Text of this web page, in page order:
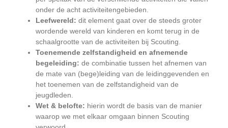
onder de acht activiteitengebieden.
Leefwereld: dit element gaat over de steeds groter
wordende wereld van kinderen en komt terug in de
schaalgrootte van de activiteiten bij Scouting.
Toenemende zelfstandigheid en afnemende
begeleiding: de combinatie tussen het afnemen van
de mate van (bege)leiding van de leidinggevenden en
het toenemen van de zelfstandigheid van de
jeugdleden.
Wet & belofte: hierin wordt de basis van de manier
waarop we met elkaar omgaan binnen Scouting